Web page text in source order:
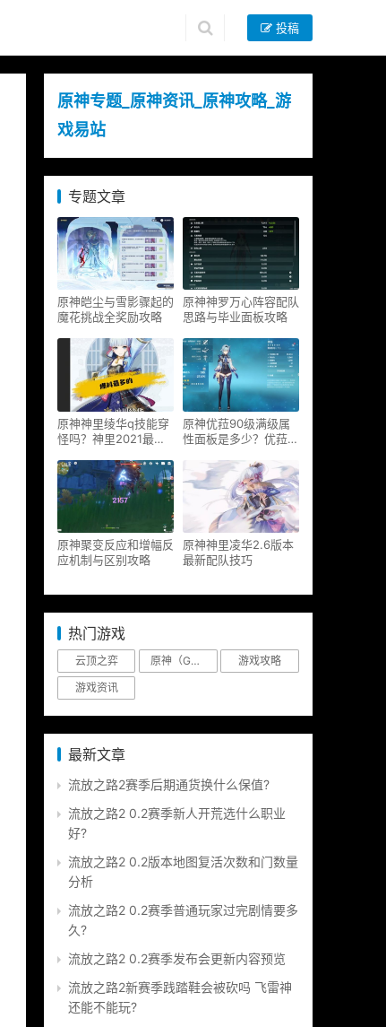
投稿
原神专题_原神资讯_原神攻略_游
戏易站
专题文章
原神皑尘与雪影骤起的
魔花挑战全奖励攻略
原神神罗万心阵容配队
思路与毕业面板攻略
原神神里绫华q技能穿
怪吗？神里2021最新
原神优菈90级满级属
性面板是多少？优菈大
原神聚变反应和增幅反
应机制与区别攻略
原神神里凌华2.6版本
最新配队技巧
热门游戏
云顶之弈 原神（Genshin Impact）
游戏攻略
游戏资讯
最新文章
流放之路2赛季后期通货换什么保值?
流放之路2 0.2赛季新人开荒选什么职业
好?
流放之路2 0.2版本地图复活次数和门数量
分析
流放之路2 0.2赛季普通玩家过完剧情要多
久?
流放之路2 0.2赛季发布会更新内容预览
流放之路2新赛季践踏鞋会被砍吗 飞雷神
还能不能玩?